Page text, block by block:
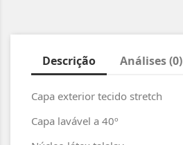
Descrição Análises (0)
Capa exterior tecido stretch
Capa lavável a 40º